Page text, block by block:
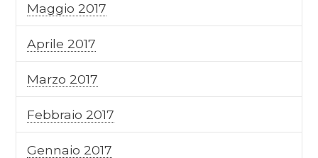
Maggio 2017
Aprile 2017
Marzo 2017
Febbraio 2017
Gennaio 2017